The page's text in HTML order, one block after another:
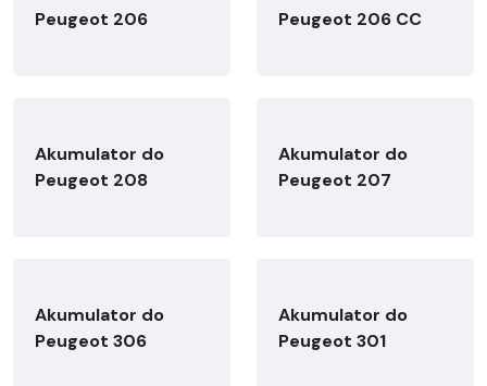
Peugeot 206
Peugeot 206 CC
Akumulator do
Peugeot 208
Akumulator do
Peugeot 207
Akumulator do
Peugeot 306
Akumulator do
Peugeot 301